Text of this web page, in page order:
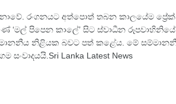
රංගනයට අත්පොත් තබන කාලයේම
‘මල් පිපෙන කාලේ’ සිට ස්වාධීන රූපවාහිනියේ
නිළියක බවට පත් කළේය. මේ
Lanka Latest News